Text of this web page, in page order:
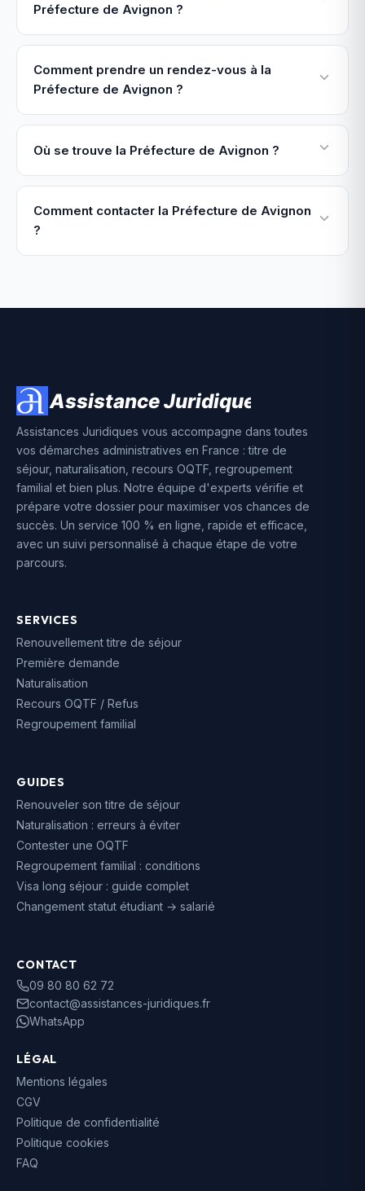
Préfecture de Avignon ?
Comment prendre un rendez-vous à la
Préfecture de Avignon ?
Où se trouve la Préfecture de Avignon ?
Comment contacter la Préfecture de Avignon
?
Assistances Juridiques vous accompagne dans toutes
vos démarches administratives en France : titre de
séjour, naturalisation, recours OQTF, regroupement
familial et bien plus. Notre équipe d'experts vérifie et
prépare votre dossier pour maximiser vos chances de
succès. Un service 100 % en ligne, rapide et efficace,
avec un suivi personnalisé à chaque étape de votre
parcours.
SERVICES
Renouvellement titre de séjour
Première demande
Naturalisation
Recours OQTF / Refus
Regroupement familial
GUIDES
Renouveler son titre de séjour
Naturalisation : erreurs à éviter
Contester une OQTF
Regroupement familial : conditions
Visa long séjour : guide complet
Changement statut étudiant → salarié
CONTACT
09 80 80 62 72
contact@assistances-juridiques.fr
WhatsApp
LÉGAL
Mentions légales
CGV
Politique de confidentialité
Politique cookies
FAQ